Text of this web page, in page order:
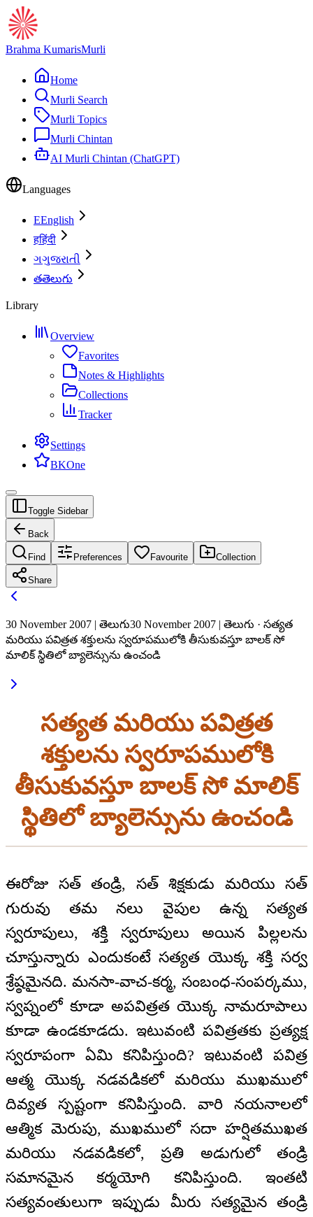
Brahma KumarisMurli
Home
Murli Search
Murli Topics
Murli Chintan
AI Murli Chintan (ChatGPT)
Languages
EEnglish
हहिंदी
ગગુજરાતી
తతెలుగు
Library
Overview
Favorites
Notes & Highlights
Collections
Tracker
Settings
BKOne
Toggle Sidebar
Back
Find Preferences Favourite Collection
Share
30 November 2007 | తెలుగు30 November 2007 | తెలుగు · సత్యత
మరియు పవిత్రత శక్తులను స్వరూపములోకి తీసుకువస్తూ బాలక్‌ సో
మాలిక్‌ స్థితిలో బ్యాలెన్సును ఉంచండి
సత్యత మరియు పవిత్రత
శక్తులను స్వరూపములోకి
తీసుకువస్తూ బాలక్‌ సో మాలిక్‌
స్థితిలో బ్యాలెన్సును ఉంచండి
ఈరోజు సత్‌ తండ్రి, సత్‌ శిక్షకుడు మరియు సత్‌
గురువు తమ నలు వైపుల ఉన్న సత్యత
స్వరూపులు, శక్తి స్వరూపులు అయిన పిల్లలను
చూస్తున్నారు ఎందుకంటే సత్యత యొక్క శక్తి సర్వ
శ్రేష్ఠమైనది. మనసా-వాచ-కర్మ, సంబంధ-సంపర్కము,
స్వప్నంలో కూడా అపవిత్రత యొక్క నామరూపాలు
కూడా ఉండకూడదు. ఇటువంటి పవిత్రతకు ప్రత్యక్ష
స్వరూపంగా ఏమి కనిపిస్తుంది? ఇటువంటి పవిత్ర
ఆత్మ యొక్క నడవడికలో మరియు ముఖములో
దివ్యత స్పష్టంగా కనిపిస్తుంది. వారి నయనాలలో
ఆత్మిక మెరుపు, ముఖములో సదా హర్షితముఖత
మరియు నడవడికలో, ప్రతి అడుగులో తండ్రి
సమానమైన కర్మయోగి కనిపిస్తుంది. ఇంతటి
సత్యవంతులుగా ఇప్పుడు మీరు సత్యమైన తండ్రి